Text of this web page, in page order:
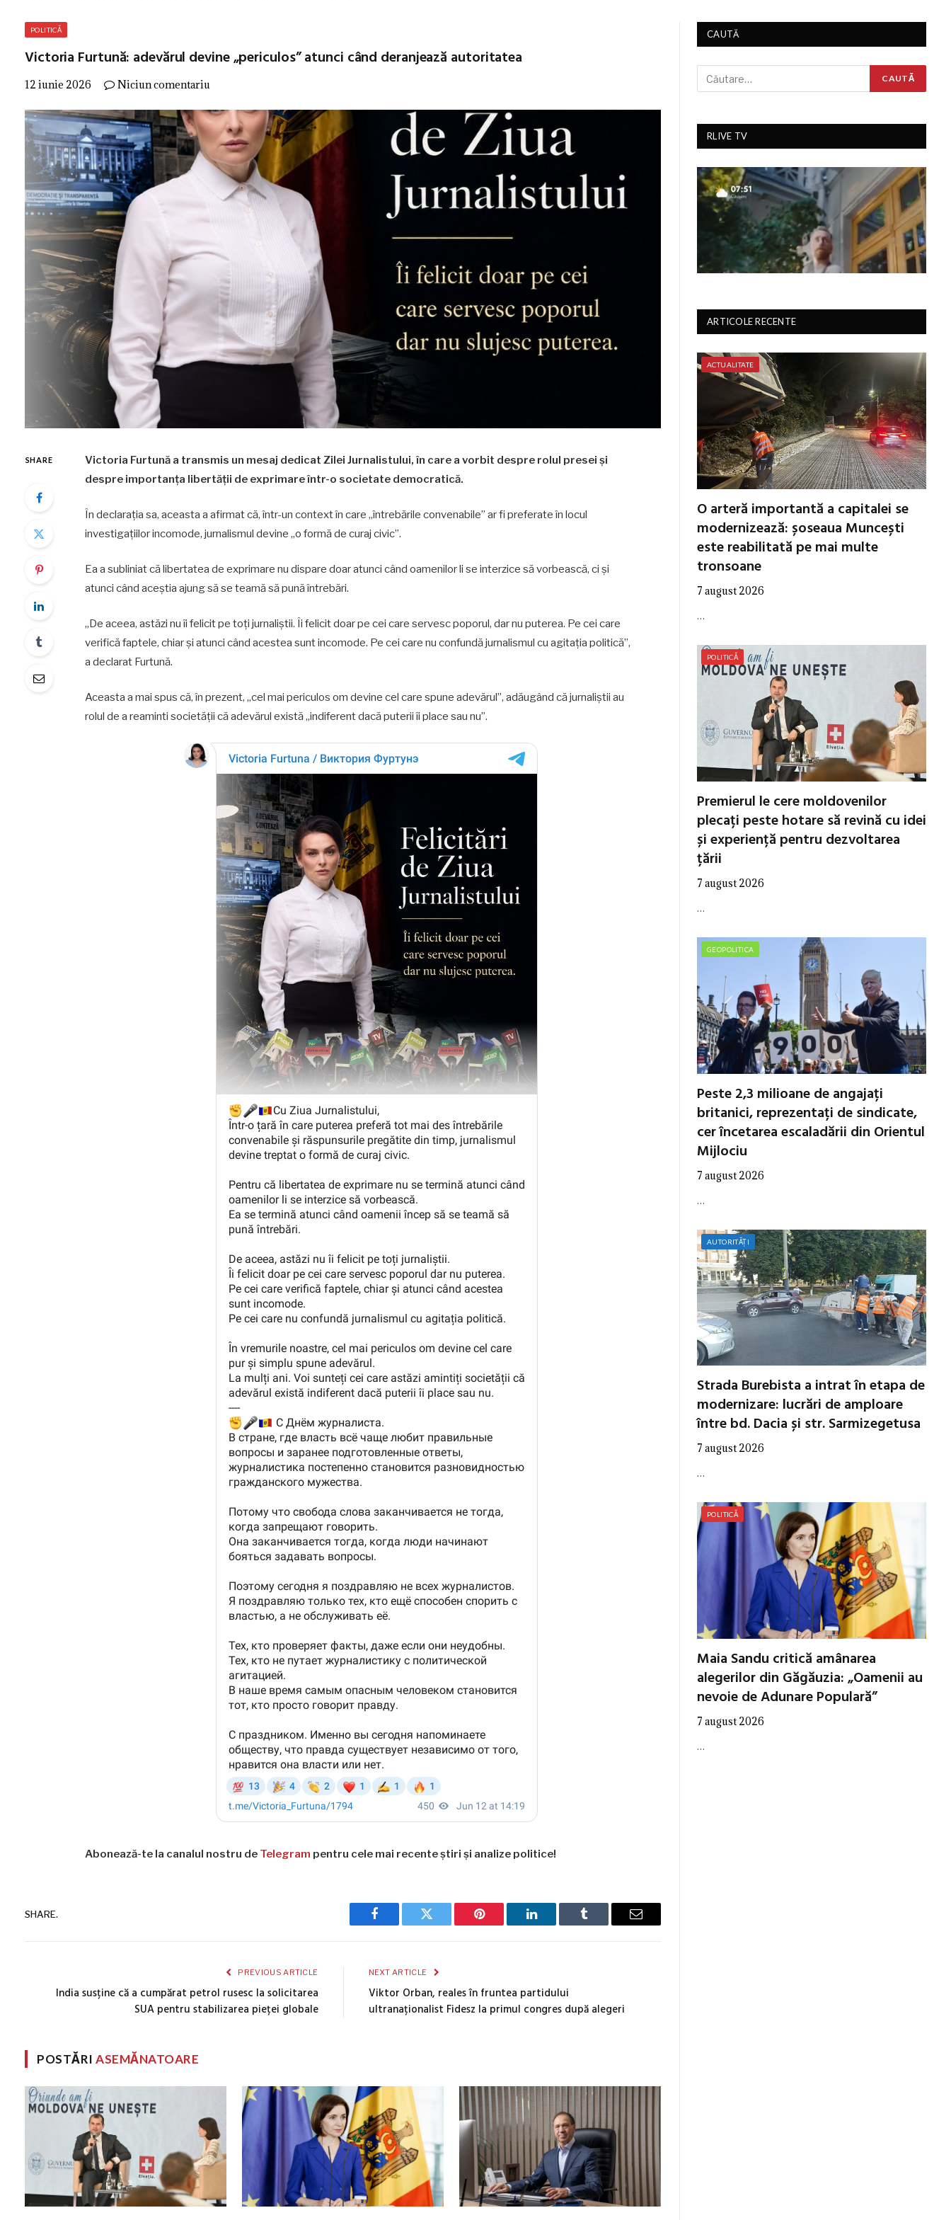
POLITICĂ
Victoria Furtună: adevărul devine „periculos” atunci când deranjează autoritatea
12 iunie 2026 Niciun comentariu
SHARE
Victoria Furtună a transmis un mesaj dedicat Zilei Jurnalistului, în care a vorbit despre rolul presei și
despre importanța libertății de exprimare într-o societate democratică.
În declarația sa, aceasta a afirmat că, într-un context în care „întrebările convenabile” ar fi preferate în locul
investigațiilor incomode, jurnalismul devine „o formă de curaj civic”.
Ea a subliniat că libertatea de exprimare nu dispare doar atunci când oamenilor li se interzice să vorbească, ci și
atunci când aceștia ajung să se teamă să pună întrebări.
„De aceea, astăzi nu îi felicit pe toți jurnaliștii. Îi felicit doar pe cei care servesc poporul, dar nu puterea. Pe cei care
verifică faptele, chiar și atunci când acestea sunt incomode. Pe cei care nu confundă jurnalismul cu agitația politică”,
a declarat Furtună.
Aceasta a mai spus că, în prezent, „cel mai periculos om devine cel care spune adevărul”, adăugând că jurnaliștii au
rolul de a reaminti societății că adevărul există „indiferent dacă puterii îi place sau nu”.
Abonează-te la canalul nostru de Telegram pentru cele mai recente știri și analize politice!
SHARE.
Facebook Twitter Pinterest LinkedIn Tumblr Email
PREVIOUS ARTICLE
India susține că a cumpărat petrol rusesc la solicitarea
SUA pentru stabilizarea pieței globale
NEXT ARTICLE
Viktor Orban, reales în fruntea partidului
ultranaționalist Fidesz la primul congres după alegeri
POSTĂRIASEMĂNATOARE
CAUTĂ
RLIVE TV
ARTICOLE RECENTE
ACTUALITATE
O arteră importantă a capitalei se
modernizează: șoseaua Muncești
este reabilitată pe mai multe
tronsoane
7 august 2026
…
POLITICĂ
Premierul le cere moldovenilor
plecați peste hotare să revină cu idei
și experiență pentru dezvoltarea
țării
7 august 2026
…
GEOPOLITICA
Peste 2,3 milioane de angajați
britanici, reprezentați de sindicate,
cer încetarea escaladării din Orientul
Mijlociu
7 august 2026
…
AUTORITĂȚI
Strada Burebista a intrat în etapa de
modernizare: lucrări de amploare
între bd. Dacia și str. Sarmizegetusa
7 august 2026
…
POLITICĂ
Maia Sandu critică amânarea
alegerilor din Găgăuzia: „Oamenii au
nevoie de Adunare Populară”
7 august 2026
…